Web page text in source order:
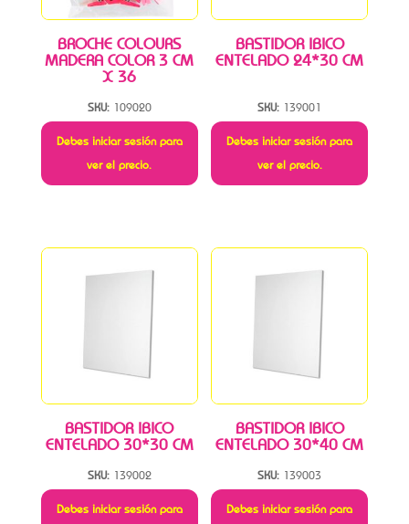
BROCHE COLOURS
MADERA COLOR 3 CM
X 36
SKU: 109020
Debes iniciar sesión para
ver el precio.
BASTIDOR IBICO
ENTELADO 24*30 CM
SKU: 139001
Debes iniciar sesión para
ver el precio.
BASTIDOR IBICO
ENTELADO 30*30 CM
SKU: 139002
Debes iniciar sesión para
BASTIDOR IBICO
ENTELADO 30*40 CM
SKU: 139003
Debes iniciar sesión para